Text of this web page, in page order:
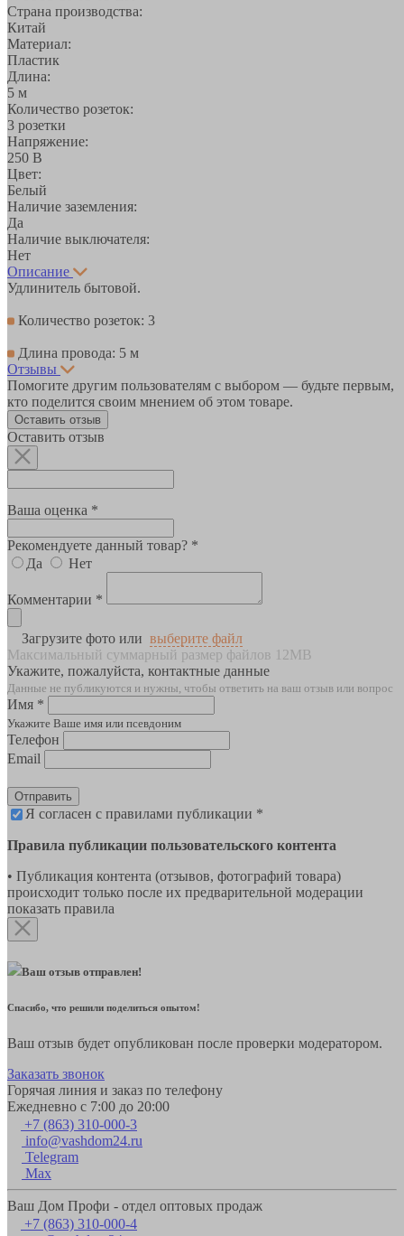
Страна производства:
Китай
Материал:
Пластик
Длина:
5 м
Количество розеток:
3 розетки
Напряжение:
250 В
Цвет:
Белый
Наличие заземления:
Да
Наличие выключателя:
Нет
Описание
Удлинитель бытовой.
Количество розеток: 3
Длина провода: 5 м
Отзывы
Помогите другим пользователям с выбором — будьте первым,
кто поделится своим мнением об этом товаре.
Оставить отзыв
Оставить отзыв
Ваша оценка *
Рекомендуете данный товар? *
Да
Нет
Комментарии *
Загрузите фото или выберите файл
Максимальный суммарный размер файлов 12MB
Укажите, пожалуйста, контактные данные
Данные не публикуются и нужны, чтобы ответить на ваш отзыв или вопрос
Имя *
Укажите Ваше имя или псевдоним
Телефон
Email
Отправить
Я согласен с правилами публикации *
Правила публикации пользовательского контента
• Публикация контента (отзывов, фотографий товара)
происходит только после их предварительной модерации
показать правила
Ваш отзыв отправлен!
Спасибо, что решили поделиться опытом!
Ваш отзыв будет опубликован после проверки модератором.
Заказать звонок
Горячая линия и заказ по телефону
Ежедневно с 7:00 до 20:00
+7 (863) 310-000-3
info@vashdom24.ru
Telegram
Max
Ваш Дом Профи - отдел оптовых продаж
+7 (863) 310-000-4